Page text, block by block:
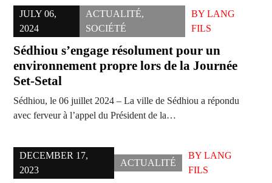
JULY 06,
2024
ACTUALITÉ,
SOCIÉTÉ
BYLANG
FILS
Sédhiou s’engage résolument pour un
environnement propre lors de la Journée
Set-Setal
Sédhiou, le 06 juillet 2024 – La ville de Sédhiou a répondu
avec ferveur à l’appel du Président de la…
DECEMBER 17,
2023
ACTUALITÉ
BY LANG
FILS